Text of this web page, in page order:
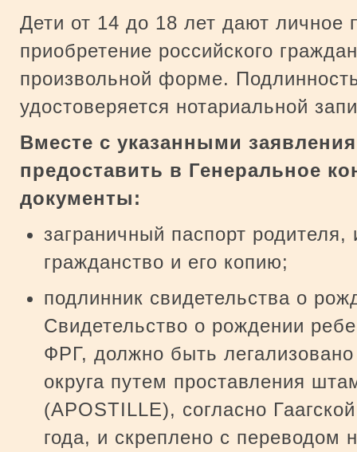
Дети от 14 до 18 лет дают личное
приобретение российского
произвольной форме.
удостоверяется нотариальной
Вместе с указанными
предоставить в Генеральное
документы:
заграничный паспорт
гражданство и его копию;
подлинник свидетельства о
Свидетельство о рождении
ФРГ, должно быть
округа путем проставления
(APOSTILLE), согласно
года, и скреплено с переводом